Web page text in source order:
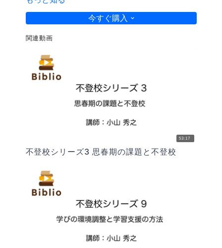
今すぐ購入
関連動画
53:17
不登校シリーズ3 思春期の課題と不登校